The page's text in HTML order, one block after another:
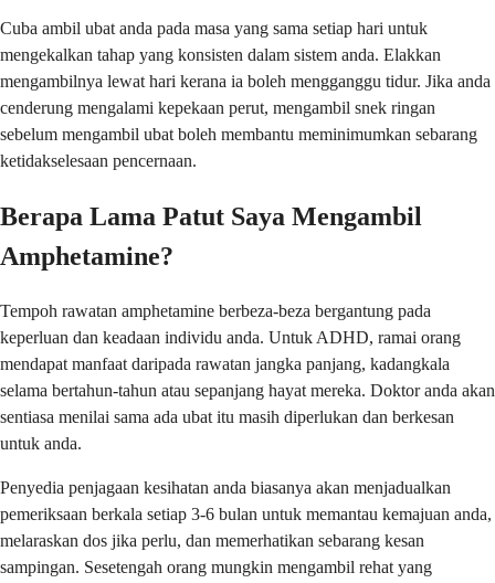
Cuba ambil ubat anda pada masa yang sama setiap hari untuk
mengekalkan tahap yang konsisten dalam sistem anda. Elakkan
mengambilnya lewat hari kerana ia boleh mengganggu tidur. Jika anda
cenderung mengalami kepekaan perut, mengambil snek ringan
sebelum mengambil ubat boleh membantu meminimumkan sebarang
ketidakselesaan pencernaan.
Berapa Lama Patut Saya Mengambil
Amphetamine?
Tempoh rawatan amphetamine berbeza-beza bergantung pada
keperluan dan keadaan individu anda. Untuk ADHD, ramai orang
mendapat manfaat daripada rawatan jangka panjang, kadangkala
selama bertahun-tahun atau sepanjang hayat mereka. Doktor anda akan
sentiasa menilai sama ada ubat itu masih diperlukan dan berkesan
untuk anda.
Penyedia penjagaan kesihatan anda biasanya akan menjadualkan
pemeriksaan berkala setiap 3-6 bulan untuk memantau kemajuan anda,
melaraskan dos jika perlu, dan memerhatikan sebarang kesan
sampingan. Sesetengah orang mungkin mengambil rehat yang